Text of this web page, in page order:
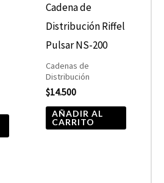
Cadena de
Distribución Riffel
Pulsar NS-200
Cadenas de
Distribución
$14.500
AÑADIR AL
CARRITO